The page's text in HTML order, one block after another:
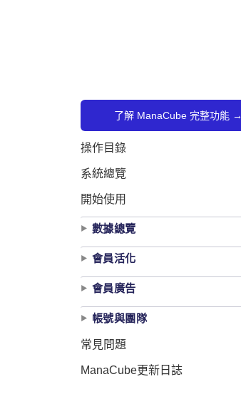
了解 ManaCube 完整功能 →
操作目錄
系統總覽
開始使用
數據總覽
會員活化
會員廣告
帳號與團隊
常見問題
ManaCube更新日誌